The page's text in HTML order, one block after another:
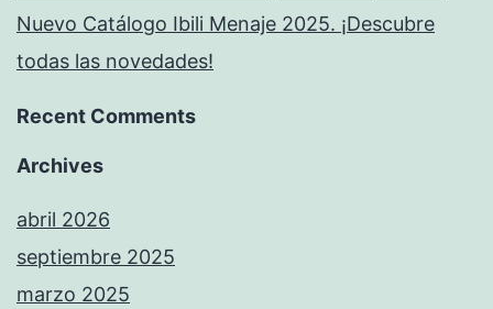
Nuevo Catálogo Ibili Menaje 2025. ¡Descubre
todas las novedades!
Recent Comments
Archives
abril 2026
septiembre 2025
marzo 2025